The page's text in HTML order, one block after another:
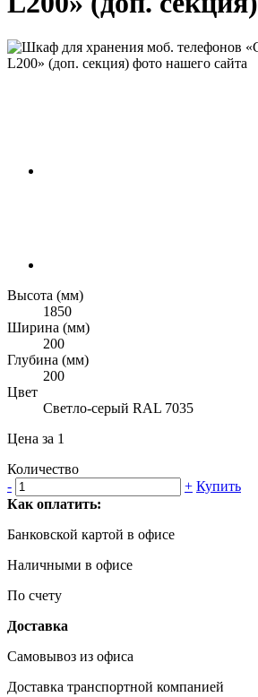
Высота (мм)
1850
Ширина (мм)
200
Глубина (мм)
200
Цвет
Светло-серый RAL 7035
Цена за 1
Количество
-
+ Купить
Как оплатить:
Банковской картой в офисе
Наличными в офисе
По счету
Доставка
Самовывоз из офиса
Доставка транспортной компанией